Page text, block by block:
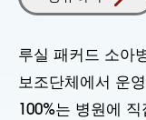
루실 패커드 소아
보조단체에서 운
100%는 병원에